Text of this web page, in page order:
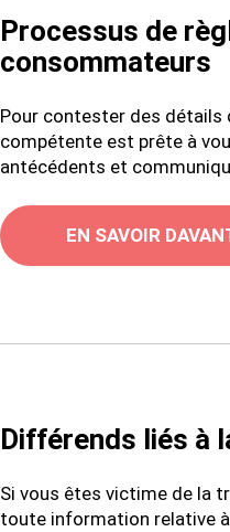
Processus de
consommateurs
Pour contester des détails
compétente est prête à
antécédents et
EN SAVOIR
Différends liés à
Si vous êtes victime de la
toute information relative à